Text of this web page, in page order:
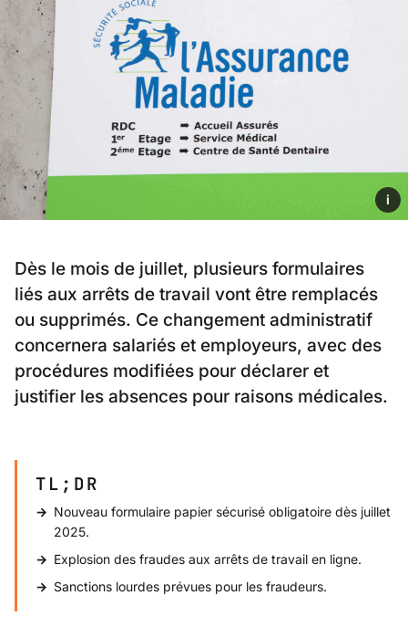
i
Dès le mois de juillet, plusieurs formulaires
liés aux arrêts de travail vont être remplacés
ou supprimés. Ce changement administratif
concernera salariés et employeurs, avec des
procédures modifiées pour déclarer et
justifier les absences pour raisons médicales.
TL;DR
Nouveau formulaire papier sécurisé obligatoire dès juillet
2025.
Explosion des fraudes aux arrêts de travail en ligne.
Sanctions lourdes prévues pour les fraudeurs.